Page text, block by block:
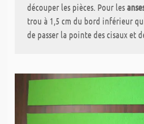
découper les pièces. Pour les
trou à 1,5 cm du bord inférieur
de passer la pointe des cisaux et